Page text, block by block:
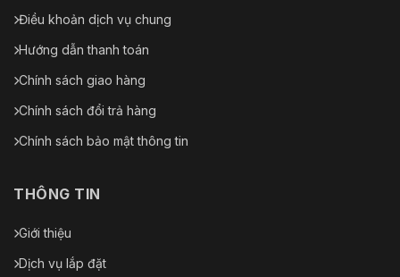
Điều khoản dịch vụ chung
Hướng dẫn thanh toán
Chính sách giao hàng
Chính sách đổi trả hàng
Chính sách bảo mật thông tin
THÔNG TIN
Giới thiệu
Dịch vụ lắp đặt